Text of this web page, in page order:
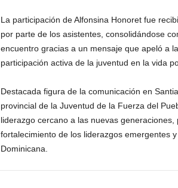
La participación de Alfonsina Honoret fue
por parte de los asistentes, consolidándose
encuentro gracias a un mensaje que apeló a
participación activa de la juventud en la vida
Destacada figura de la comunicación en
provincial de la Juventud de la Fuerza del
liderazgo cercano a las nuevas
fortalecimiento de los liderazgos emergentes
Dominicana.